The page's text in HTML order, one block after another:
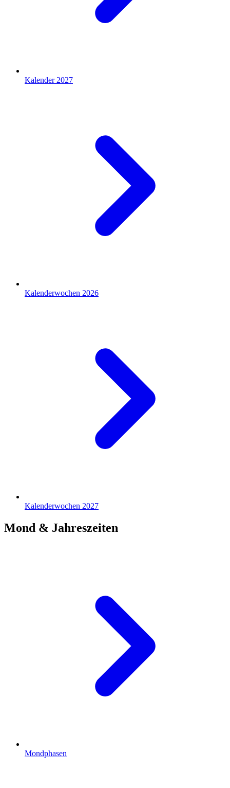
Kalender 2027
Kalenderwochen 2026
Kalenderwochen 2027
Mond & Jahreszeiten
Mondphasen